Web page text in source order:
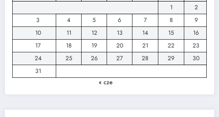
1
2
3
4 5 6 7 8
9
10
11 12 13 14 15
16
17
18 19 20 21 22
23
24
25 26 27 28 29
30
31
« cze